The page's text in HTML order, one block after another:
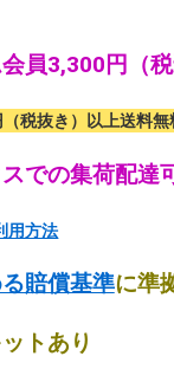
員3,300円（
税抜き）以上送料無
での集荷配達
用方法
賠償基準に準
トあり